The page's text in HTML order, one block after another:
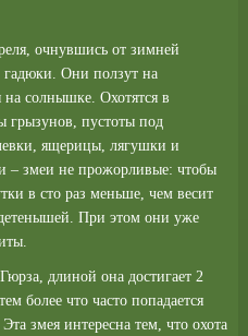
очнувшись от зимней
Они ползут на
солнышке. Охотятся в
грызунов, пустоты под
ящерицы, лягушки и
– змеи не прожорливые: чтобы
в сто раз меньше, чем весит
При этом они уже
длиной она достигает 2
более что часто попадается
змея интересна тем, что охота